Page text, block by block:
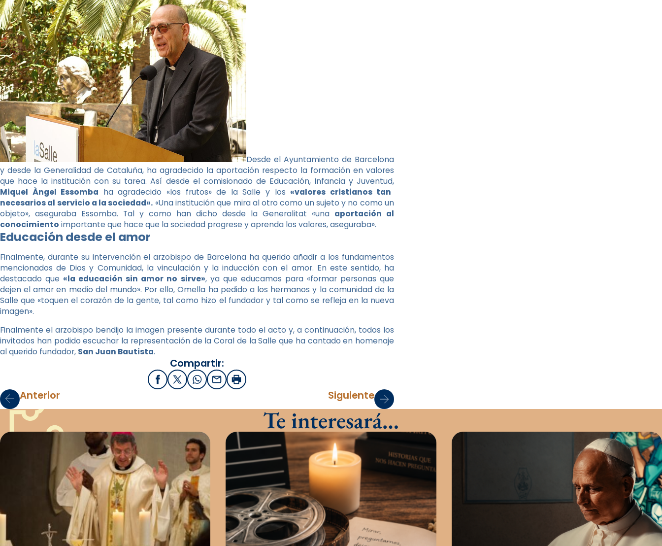
Desde el Ayuntamiento de Barcelona
y desde la Generalidad de Cataluña, ha agradecido la aportación respecto la formación en valores
que hace la institución con su tarea. Así desde el comisionado de Educación, Infancia y Juventud,
Miquel Àngel Essomba ha agradecido «los frutos» de la Salle y los «valores cristianos tan
necesarios al servicio a la sociedad». «Una institución que mira al otro como un sujeto y no como un
objeto», aseguraba Essomba. Tal y como han dicho desde la Generalitat «una aportación al
conocimiento importante que hace que la sociedad progrese y aprenda los valores, aseguraba».
Educación desde el amor
Finalmente, durante su intervención el arzobispo de Barcelona ha querido añadir a los fundamentos
mencionados de Dios y Comunidad, la vinculación y la inducción con el amor. En este sentido, ha
destacado que «la educación sin amor no sirve», ya que educamos para «formar personas que
dejen el amor en medio del mundo». Por ello, Omella ha pedido a los hermanos y la comunidad de la
Salle que «toquen el corazón de la gente, tal como hizo el fundador y tal como se refleja en la nueva
imagen».
Finalmente el arzobispo bendijo la imagen presente durante todo el acto y, a continuación, todos los
invitados han podido escuchar la representación de la Coral de la Salle que ha cantado en homenaje
al querido fundador, San Juan Bautista.
Compartir:
FacebookX / Twitter
WhatsApp
EmailImprimir
Anterior Siguiente
Te interesará…